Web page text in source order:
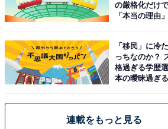
の厳格化だけ
「本当の理由」
「移民」に冷
っちなのか？
格過ぎる学歴
本の曖昧過ぎ
連載をもっと見る